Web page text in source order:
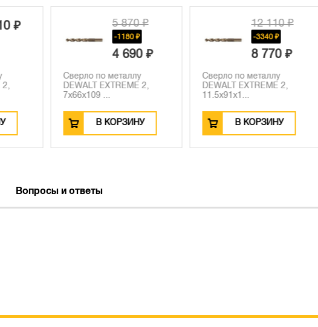
₽
2,
12 110 ₽
-3340 ₽
8 770 ₽
Сверло по металлу
DEWALT EXTREME 2,
11.5x91x1...
В КОРЗИНУ
4 730 ₽
Сверло по металлу
DEWALT EXTREME 2,
4.5x46x80...
В КОРЗИНУ
Вопросы и ответы